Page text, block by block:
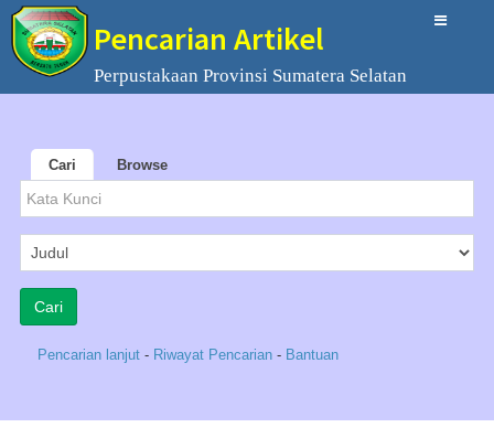
Pencarian Artikel
Perpustakaan Provinsi Sumatera Selatan
Cari Browse
Pencarian lanjut - Riwayat Pencarian - Bantuan